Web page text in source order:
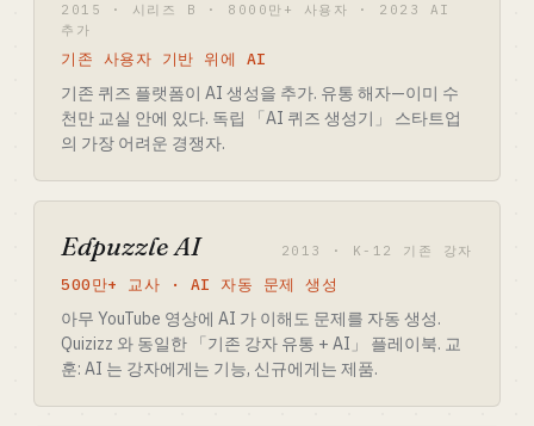
2015 · 시리즈 B · 8000만+ 사용자 · 2023 AI
추가
기존 사용자 기반 위에 AI
기존 퀴즈 플랫폼이 AI 생성을 추가. 유통 해자—이미 수
천만 교실 안에 있다. 독립 「AI 퀴즈 생성기」 스타트업
의 가장 어려운 경쟁자.
Edpuzzle AI 2013 · K-12 기존 강자
500만+ 교사 · AI 자동 문제 생성
아무 YouTube 영상에 AI 가 이해도 문제를 자동 생성.
Quizizz 와 동일한 「기존 강자 유통 + AI」 플레이북. 교
훈: AI 는 강자에게는 기능, 신규에게는 제품.